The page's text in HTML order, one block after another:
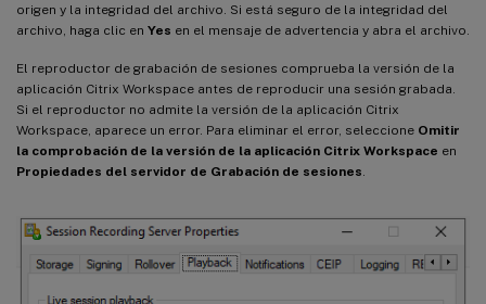
origen y la integridad del archivo. Si está seguro de la integridad del
archivo, haga clic en Yes en el mensaje de advertencia y abra el archivo.
El reproductor de grabación de sesiones comprueba la versión de la
aplicación Citrix Workspace antes de reproducir una sesión grabada.
Si el reproductor no admite la versión de la aplicación Citrix
Workspace, aparece un error. Para eliminar el error, seleccione Omitir
la comprobación de la versión de la aplicación Citrix Workspace en
Propiedades del servidor de Grabación de sesiones